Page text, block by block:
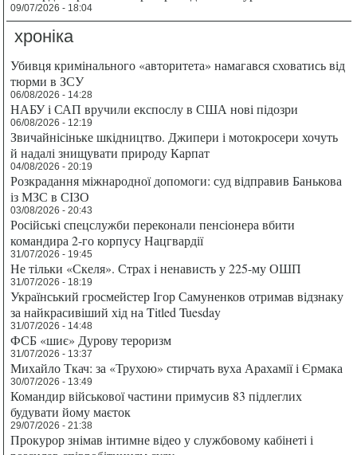
09/07/2026 - 18:04
хроніка
Убивця кримінального «авторитета» намагався сховатись від
тюрми в ЗСУ
06/08/2026 - 14:28
НАБУ і САП вручили експослу в США нові підозри
06/08/2026 - 12:19
Звичайнісіньке шкідництво. Джипери і мотокросери хочуть
й надалі знищувати природу Карпат
04/08/2026 - 20:19
Розкрадання міжнародної допомоги: суд відправив Банькова
із МЗС в СІЗО
03/08/2026 - 20:43
Російські спецслужби переконали пенсіонера вбити
командира 2-го корпусу Нацгвардії
31/07/2026 - 19:45
Не тільки «Скеля». Страх і ненависть у 225-му ОШП
31/07/2026 - 18:19
Український гросмейстер Ігор Самуненков отримав відзнаку
за найкрасивіший хід на Titled Tuesday
31/07/2026 - 14:48
ФСБ «шиє» Дурову тероризм
31/07/2026 - 13:37
Михайло Ткач: за «Трухою» стирчать вуха Арахамії і Єрмака
30/07/2026 - 13:49
Командир військової частини примусив 83 підлеглих
будувати йому маєток
29/07/2026 - 21:38
Прокурор знімав інтимне відео у службовому кабінеті і